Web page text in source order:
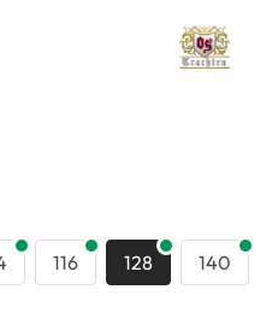
116 128 140